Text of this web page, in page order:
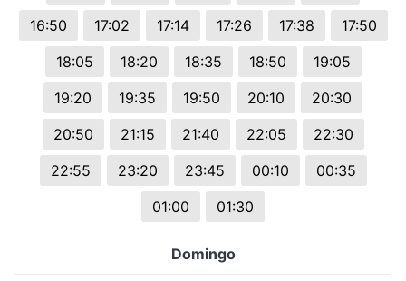
16:50
17:02 17:14 17:26 17:38
17:50
18:05
18:20 18:35 18:50
19:05
19:20
19:35 19:50 20:10
20:30
20:50
21:15 21:40 22:05
22:30
22:55
23:20 23:45 00:10
00:35
01:00
01:30
Domingo